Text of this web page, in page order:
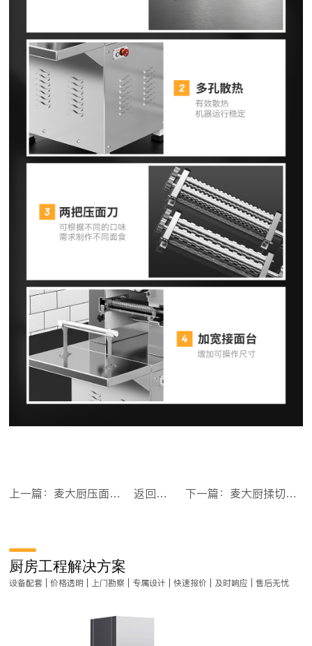
上一篇：麦大厨压面条机商用大型面皮轧面机多功能高速压面机[加强型] 返回目录 下一篇：麦大厨揉切面机商用面皮轧面机自动压面机380V 80-100KG[豪华款]
厨房工程解决方案
设备配套 | 价格透明 | 上门勘察 | 专属设计 | 快速报价 | 及时响应 | 售后无忧